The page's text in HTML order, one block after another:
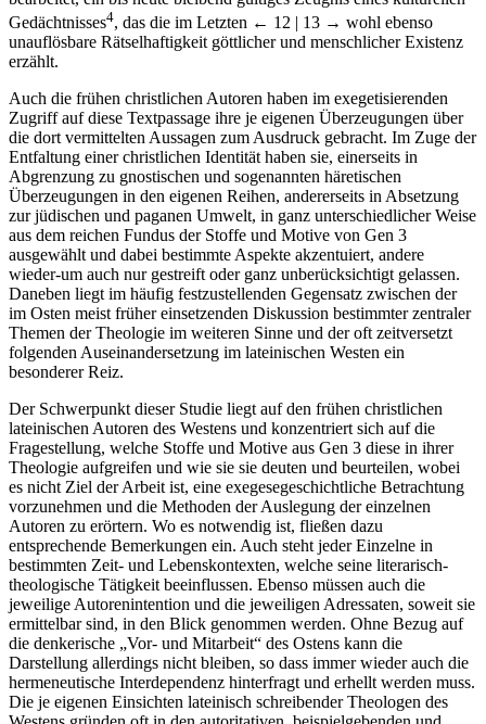
Gedächtnisses4, das die im Letzten ← 12 | 13 → wohl ebenso
unauflösbare Rätselhaftigkeit göttlicher und menschlicher Existenz
erzählt.
Auch die frühen christlichen Autoren haben im exegetisierenden
Zugriff auf diese Textpassage ihre je eigenen Überzeugungen über
die dort vermittelten Aussagen zum Ausdruck gebracht. Im Zuge der
Entfaltung einer christlichen Identität haben sie, einerseits in
Abgrenzung zu gnostischen und sogenannten häretischen
Überzeugungen in den eigenen Reihen, andererseits in Absetzung
zur jüdischen und paganen Umwelt, in ganz unterschiedlicher Weise
aus dem reichen Fundus der Stoffe und Motive von Gen 3
ausgewählt und dabei bestimmte Aspekte akzentuiert, andere
wieder-um auch nur gestreift oder ganz unberücksichtigt gelassen.
Daneben liegt im häufig festzustellenden Gegensatz zwischen der
im Osten meist früher einsetzenden Diskussion bestimmter zentraler
Themen der Theologie im weiteren Sinne und der oft zeitversetzt
folgenden Auseinandersetzung im lateinischen Westen ein
besonderer Reiz.
Der Schwerpunkt dieser Studie liegt auf den frühen christlichen
lateinischen Autoren des Westens und konzentriert sich auf die
Fragestellung, welche Stoffe und Motive aus Gen 3 diese in ihrer
Theologie aufgreifen und wie sie sie deuten und beurteilen, wobei
es nicht Ziel der Arbeit ist, eine exegesegeschichtliche Betrachtung
vorzunehmen und die Methoden der Auslegung der einzelnen
Autoren zu erörtern. Wo es notwendig ist, fließen dazu
entsprechende Bemerkungen ein. Auch steht jeder Einzelne in
bestimmten Zeit- und Lebenskontexten, welche seine literarisch-
theologische Tätigkeit beeinflussen. Ebenso müssen auch die
jeweilige Autorenintention und die jeweiligen Adressaten, soweit sie
ermittelbar sind, in den Blick genommen werden. Ohne Bezug auf
die denkerische „Vor- und Mitarbeit“ des Ostens kann die
Darstellung allerdings nicht bleiben, so dass immer wieder auch die
hermeneutische Interdependenz hinterfragt und erhellt werden muss.
Die je eigenen Einsichten lateinisch schreibender Theologen des